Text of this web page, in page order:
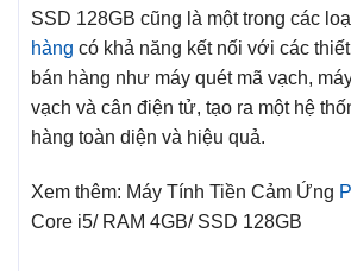
SSD 128GB cũng là một trong các
hàng có khả năng kết nối với các
bán hàng như máy quét mã vạch,
vạch và cân điện tử, tạo ra một hệ
hàng toàn diện và hiệu quả.
Xem thêm: Máy Tính Tiền Cảm Ứng
Core i5/ RAM 4GB/ SSD 128GB